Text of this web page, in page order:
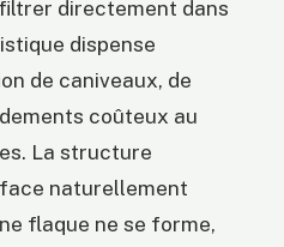
directement dans
dispense
de caniveaux, de
coûteux au
La structure
naturellement
flaque ne se forme,